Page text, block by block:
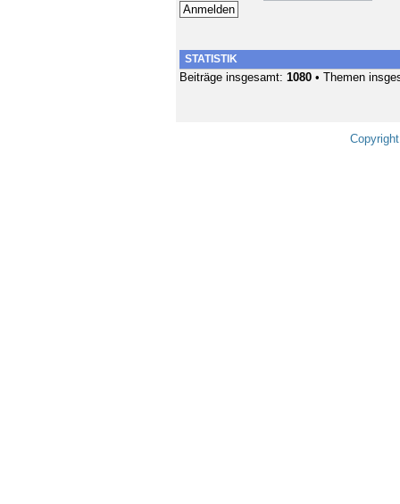
STATISTIK
Beiträge insgesamt: 1080• Themen